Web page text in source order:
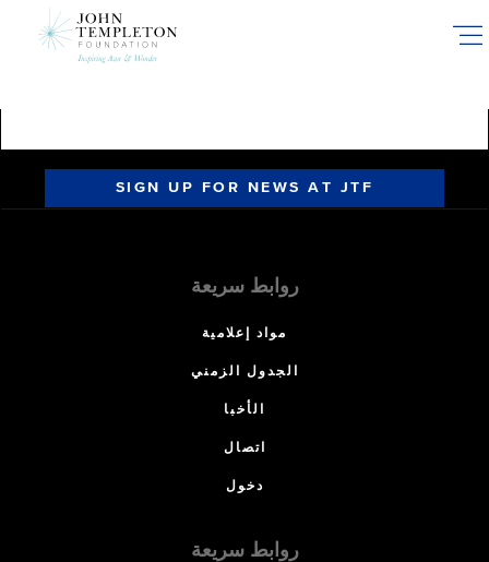
SIGN UP FOR NEWS AT JTF
روابط سريعة
مواد إعلامية
الجدول الزمني
الأخبا
اتصال
دخول
روابط سريعة